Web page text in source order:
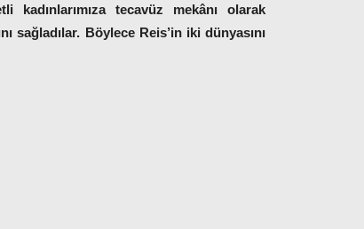
tecavüz mekânı olarak
sağladılar. Böylece Reis’in iki dünyasını